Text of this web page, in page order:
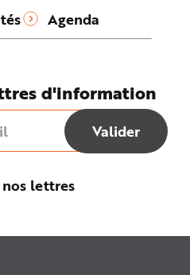
Agenda
d'information
lettres